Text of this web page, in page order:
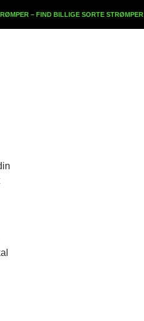
– FIND BILLIGE SORTE STRØMPER